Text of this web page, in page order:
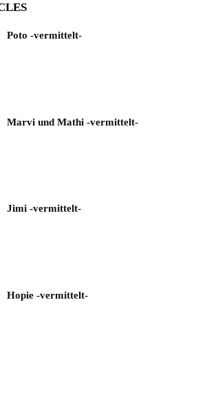
Poto -vermittelt-
Marvi und Mathi -vermittelt-
Jimi -vermittelt-
Hopie -vermittelt-